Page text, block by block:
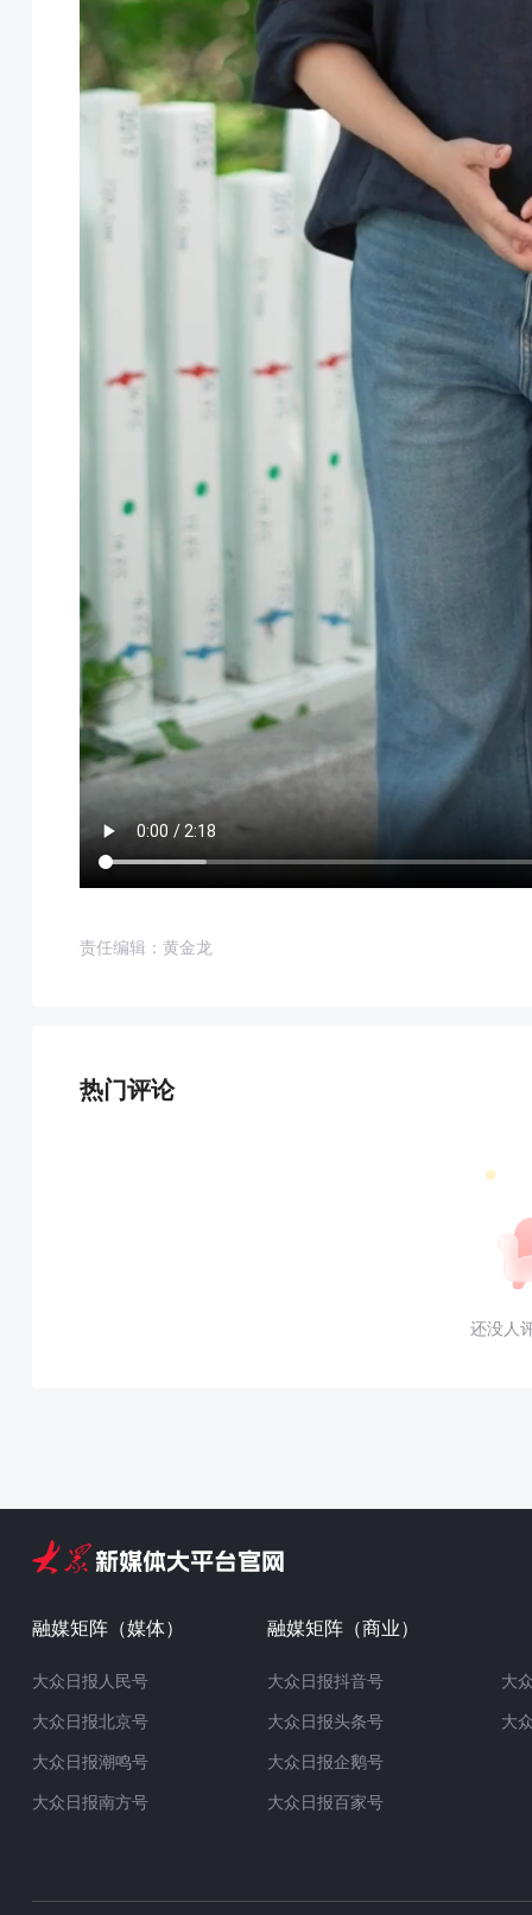
责任编辑：黄金龙
热门评论
还没人
融媒矩阵（媒体）
大众日报人民号
大众日报北京号
大众日报潮鸣号
大众日报南方号
融媒矩阵（商业）
大众日报抖音号
大众日报头条号
大众日报企鹅号
大众日报百家号
大
大